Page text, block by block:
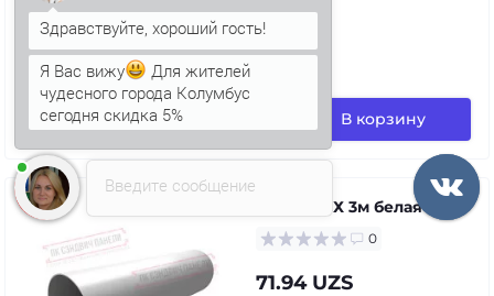
в наличии
В корзину
Труба ПВХ 3м белая
0
71.94 UZS
Введите сообщение
Я Вас вижу
Для жителей
чудесного города Колумбус
сегодня скидка 5%